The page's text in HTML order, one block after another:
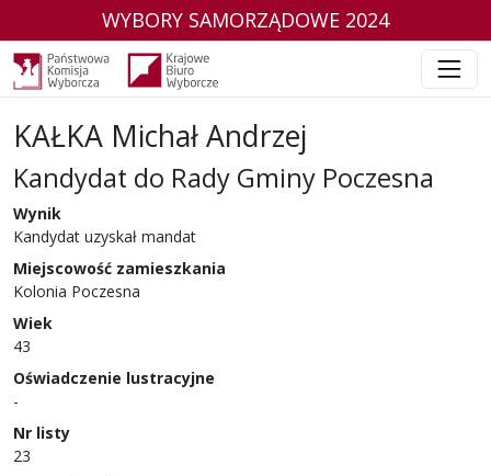
WYBORY SAMORZĄDOWE 2024
KAŁKA Michał Andrzej
Kandydat do Rady Gminy Poczesna
w wyborach samorządowych w 2024 r.
Wynik
Kandydat uzyskał mandat
Miejscowość zamieszkania
Kolonia Poczesna
Wiek
43
Oświadczenie lustracyjne
-
Nr listy
23